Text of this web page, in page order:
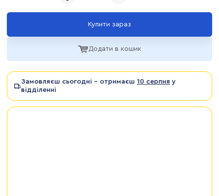
Додати в кошик
Замовляєш сьогодні - отримаєш 10 серпня у
відділенні
Купити зараз